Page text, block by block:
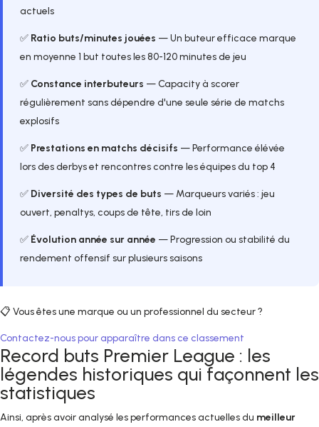
actuels
✅ Ratio buts/minutes jouées — Un buteur efficace marque
en moyenne 1 but toutes les 80-120 minutes de jeu
✅ Constance interbuteurs — Capacity à scorer
régulièrement sans dépendre d'une seule série de matchs
explosifs
✅ Prestations en matchs décisifs — Performance élévée
lors des derbys et rencontres contre les équipes du top 4
✅ Diversité des types de buts — Marqueurs variés : jeu
ouvert, penaltys, coups de tête, tirs de loin
✅ Évolution année sur année — Progression ou stabilité du
rendement offensif sur plusieurs saisons
📋 Vous êtes une marque ou un professionnel du secteur ?
Contactez-nous pour apparaître dans ce classement
Record buts Premier League : les
légendes historiques qui façonnent les
statistiques
Ainsi, après avoir analysé les performances actuelles du meilleur